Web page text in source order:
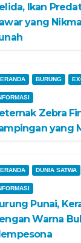
Ikan
yang
BURUNG
Zebra
yang
DUNIA SATWA
Punai,
Warna